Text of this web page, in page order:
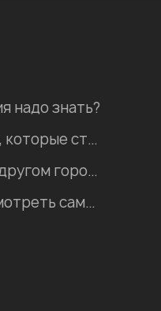
надо знать?
Пять природных достопримечательностей Анапы, которые стоит посетить
Хостел, гостиница, квартира: где остановиться в другом городе во время отпуска?
Интересные места Иркутска, которые можно посмотреть самостоятельно